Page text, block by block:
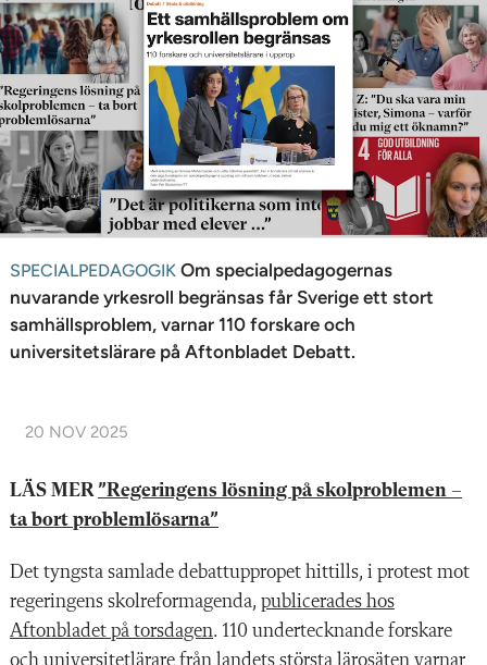
SPECIALPEDAGOGIK Om specialpedagogernas
nuvarande yrkesroll begränsas får Sverige ett stort
samhällsproblem, varnar 110 forskare och
universitetslärare på Aftonbladet Debatt.
20 NOV 2025
LÄS MER ”Regeringens lösning på skolproblemen –
ta bort problemlösarna”
Det tyngsta samlade debattuppropet hittills, i protest mot
regeringens skolreformagenda, publicerades hos
Aftonbladet på torsdagen. 110 undertecknande forskare
och universitetlärare från landets största lärosäten varnar